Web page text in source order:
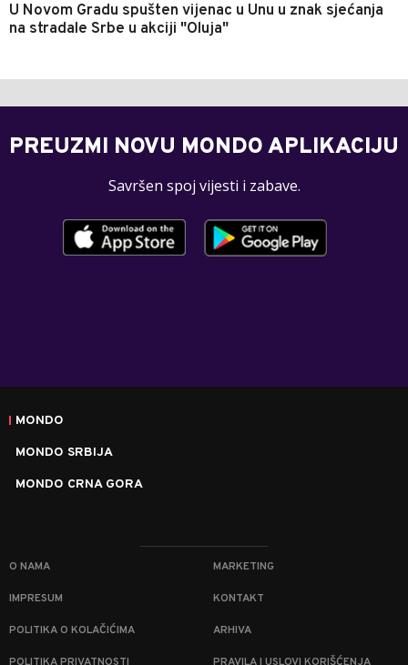
U Novom Gradu spušten vijenac u Unu u znak sjećanja
na stradale Srbe u akciji "Oluja"
PREUZMI NOVU MONDO APLIKACIJU
Savršen spoj vijesti i zabave.
MONDO
MONDO SRBIJA
MONDO CRNA GORA
O NAMA MARKETING
IMPRESUM KONTAKT
POLITIKA O KOLAČIĆIMA ARHIVA